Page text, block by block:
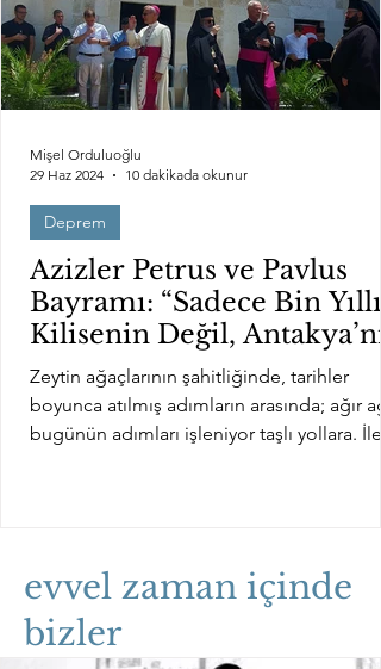
Azizler Petrus ve Pavlus
Bayramı: “Sadece Bin
Kilisenin Değil,
da Bayramı!”
Zeytin ağaçlarının şahitliğinde, tarihler
boyunca atılmış adımların arasında; ağır
bugünün adımları işleniyor taşlı yollara.
Deprem
Mişel Orduluoğlu
29 Haz 2024
10 dakikada okunur
evvel zaman içinde
bizler